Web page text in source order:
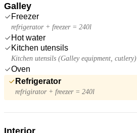
Galley
Freezer
refrigerator + freezer = 240l
Hot water
Kitchen utensils
Kitchen utensils (Galley equipment, cutlery)
Oven
Refrigerator
refrigirator + freezer = 240l
Interior